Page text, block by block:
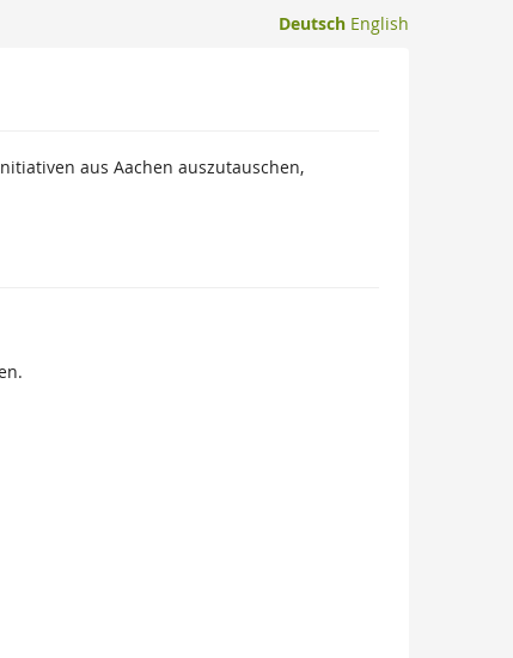
Deutsch English
aus Aachen auszutauschen,